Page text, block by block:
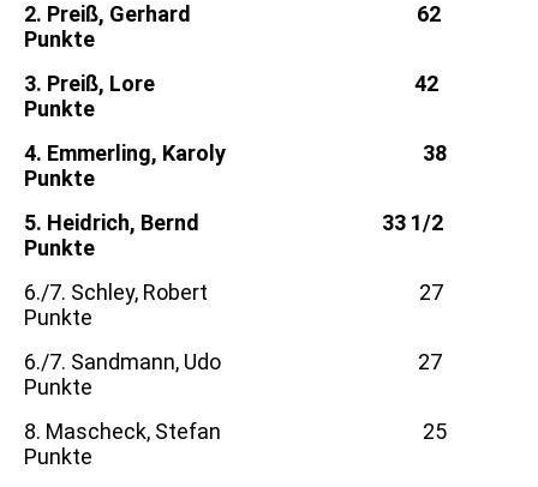
2. Preiß, Gerhard 62
Punkte
3. Preiß, Lore 42
Punkte
4. Emmerling, Karoly 38
Punkte
5. Heidrich, Bernd 33 1/2
Punkte
6./7. Schley, Robert 27
Punkte
6./7. Sandmann, Udo 27
Punkte
8. Mascheck, Stefan 25
Punkte